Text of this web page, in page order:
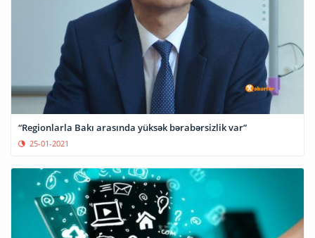
“Regionlarla Bakı arasında yüksək bərabərsizlik var”
25-01-2021